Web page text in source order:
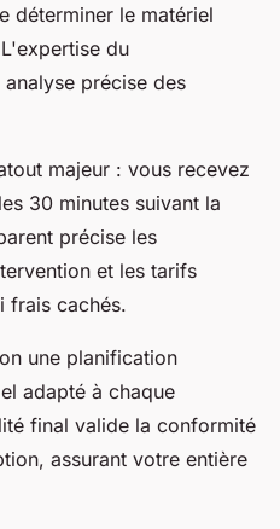
déterminer le matériel
du
précise des
majeur : vous recevez
30 minutes suivant la
précise les
et les tarifs
frais cachés.
une planification
adapté à chaque
final valide la conformité
assurant votre entière